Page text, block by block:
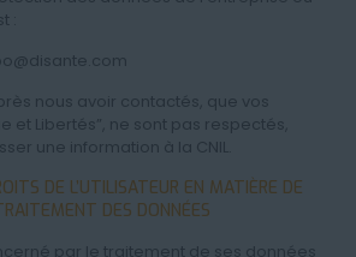
:
nous avoir contactés, que vos
et Libertés”, ne sont pas respectés,
une information à la CNIL.
DE L’UTILISATEUR EN MATIÈRE DE
DES DONNÉES
par le traitement de ses données